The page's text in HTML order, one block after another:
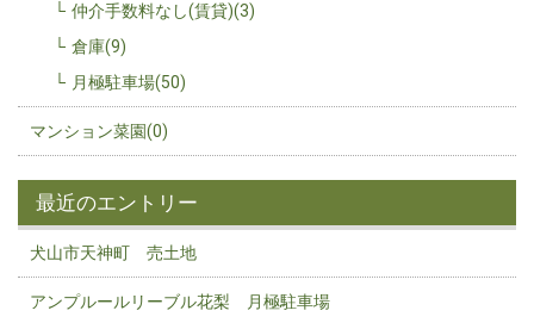
仲介手数料なし(賃貸)(3)
倉庫(9)
月極駐車場(50)
マンション菜園(0)
最近のエントリー
犬山市天神町 売土地
アンプルールリーブル花梨 月極駐車場